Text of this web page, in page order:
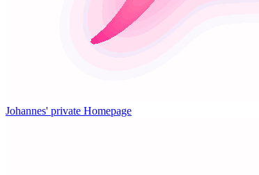
Johannes' private Homepage